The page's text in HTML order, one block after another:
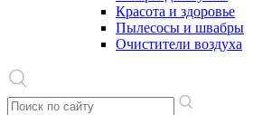
Красота и здоровье
Пылесосы и швабры
Очистители воздуха